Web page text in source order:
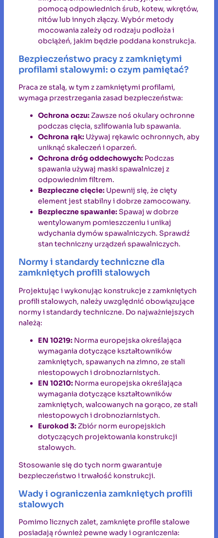
pomocą odpowiednich śrub, kotew, wkrętów,
nitów lub innych złączy. Wybór metody
mocowania zależy od rodzaju podłoża i
obciążeń, jakim będzie poddana konstrukcja.
Bezpieczeństwo pracy z zamkniętymi
profilami stalowymi: o czym pamiętać?
Praca ze stalą, w tym z zamkniętymi profilami,
wymaga przestrzegania zasad bezpieczeństwa:
Ochrona oczu:Zawsze noś okulary ochronne
podczas cięcia, szlifowania lub spawania.
Ochrona rąk: Używaj rękawic ochronnych, aby
uniknąć skaleczeń i oparzeń.
Ochrona dróg oddechowych: Podczas
spawania używaj maski spawalniczej z
odpowiednim filtrem.
Bezpieczne cięcie: Upewnij się, że cięty
element jest stabilny i dobrze zamocowany.
Bezpieczne spawanie:Spawaj w dobrze
wentylowanym pomieszczeniu i unikaj
wdychania dymów spawalniczych. Sprawdź
stan techniczny urządzeń spawalniczych.
Normy i standardy techniczne dla
zamkniętych profili stalowych
Projektując i wykonując konstrukcje z zamkniętych
profili stalowych, należy uwzględnić obowiązujące
normy i standardy techniczne. Do najważniejszych
należą:
EN 10219: Norma europejska określająca
wymagania dotyczące kształtowników
zamkniętych, spawanych na zimno, ze stali
niestopowych i drobnoziarnistych.
EN 10210: Norma europejska określająca
wymagania dotyczące kształtowników
zamkniętych, walcowanych na gorąco, ze stali
niestopowych i drobnoziarnistych.
Eurokod 3:Zbiór norm europejskich
dotyczących projektowania konstrukcji
stalowych.
Stosowanie się do tych norm gwarantuje
bezpieczeństwo i trwałość konstrukcji.
Wady i ograniczenia zamkniętych profili
stalowych
Pomimo licznych zalet, zamknięte profile stalowe
posiadają również pewne wady i ograniczenia: